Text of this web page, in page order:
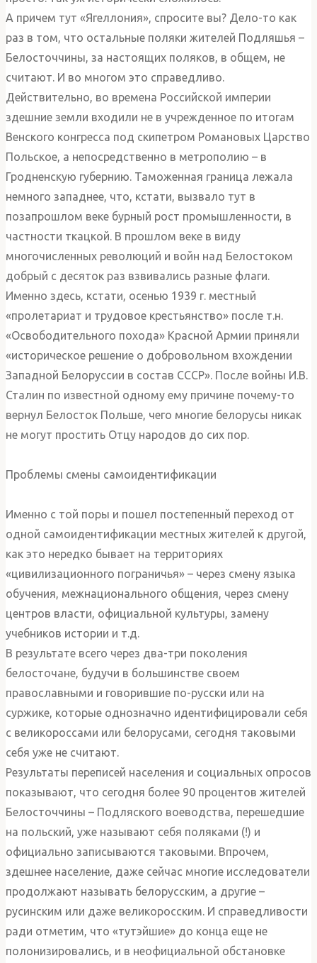
А причем тут «Ягеллония», спросите вы? Дело-то как
раз в том, что остальные поляки жителей Подляшья –
Белосточчины, за настоящих поляков, в общем, не
считают. И во многом это справедливо.
Действительно, во времена Российской империи
здешние земли входили не в учрежденное по итогам
Венского конгресса под скипетром Романовых Царство
Польское, а непосредственно в метрополию – в
Гродненскую губернию. Таможенная граница лежала
немного западнее, что, кстати, вызвало тут в
позапрошлом веке бурный рост промышленности, в
частности ткацкой. В прошлом веке в виду
многочисленных революций и войн над Белостоком
добрый с десяток раз взвивались разные флаги.
Именно здесь, кстати, осенью 1939 г. местный
«пролетариат и трудовое крестьянство» после т.н.
«Освободительного похода» Красной Армии приняли
«историческое решение о добровольном вхождении
Западной Белоруссии в состав СССР». После войны И.В.
Сталин по известной одному ему причине почему-то
вернул Белосток Польше, чего многие белорусы никак
не могут простить Отцу народов до сих пор.
Проблемы смены самоидентификации
Именно с той поры и пошел постепенный переход от
одной самоидентификации местных жителей к другой,
как это нередко бывает на территориях
«цивилизационного пограничья» – через смену языка
обучения, межнационального общения, через смену
центров власти, официальной культуры, замену
учебников истории и т.д.
В результате всего через два-три поколения
белосточане, будучи в большинстве своем
православными и говорившие по-русски или на
суржике, которые однозначно идентифицировали себя
с великороссами или белорусами, сегодня таковыми
себя уже не считают.
Результаты переписей населения и социальных опросов
показывают, что сегодня более 90 процентов жителей
Белосточчины – Подляского воеводства, перешедшие
на польский, уже называют себя поляками (!) и
официально записываются таковыми. Впрочем,
здешнее население, даже сейчас многие исследователи
продолжают называть белорусским, а другие –
русинским или даже великоросским. И справедливости
ради отметим, что «тутэйшие» до конца еще не
полонизировались, и в неофициальной обстановке